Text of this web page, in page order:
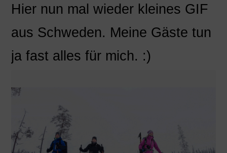
Hier nun mal wieder kleines GIF
aus Schweden. Meine Gäste tun
ja fast alles für mich. :)